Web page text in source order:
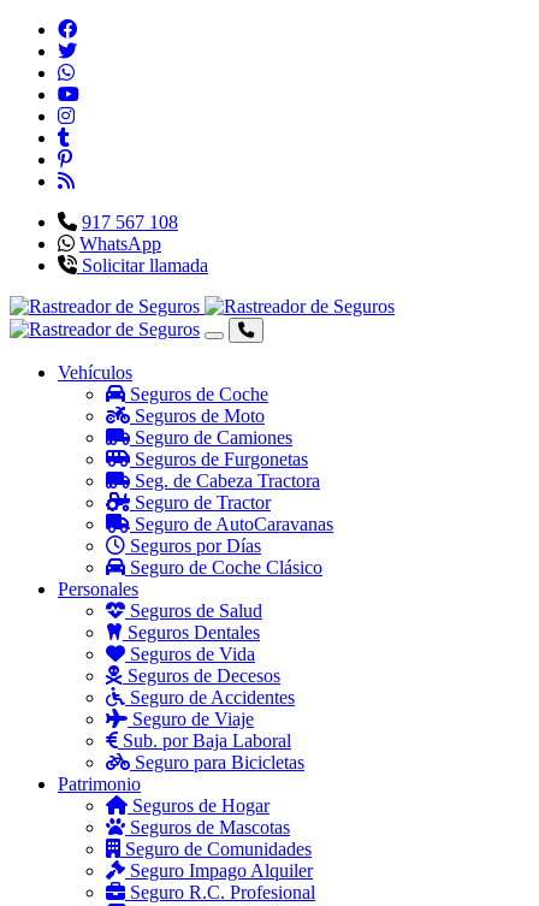
917 567 108
WhatsApp
Solicitar llamada
Vehículos
Seguros de Coche
Seguros de Moto
Seguro de Camiones
Seguros de Furgonetas
Seg. de Cabeza Tractora
Seguro de Tractor
Seguro de AutoCaravanas
Seguros por Días
Seguro de Coche Clásico
Personales
Seguros de Salud
Seguros Dentales
Seguros de Vida
Seguros de Decesos
Seguro de Accidentes
Seguro de Viaje
Sub. por Baja Laboral
Seguro para Bicicletas
Patrimonio
Seguros de Hogar
Seguros de Mascotas
Seguro de Comunidades
Seguro Impago Alquiler
Seguro R.C. Profesional